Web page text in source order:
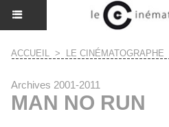
ACCUEIL > LE CINÉMATOGRAPHE
Archives 2001-2011
MAN NO RUN